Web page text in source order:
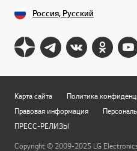
Россия, Русский
Карта сайта
Политика
Правовая информация
ПРЕСС-РЕЛИЗЫ
Copyright © 2009-2025 LG